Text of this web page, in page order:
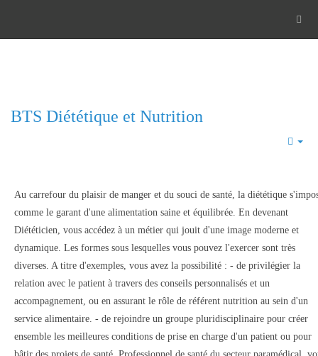
BTS Diététique et Nutrition
Au carrefour du plaisir de manger et du souci de santé, la diététique
comme le garant d'une alimentation saine et équilibrée. En devenant
Diététicien, vous accédez à un métier qui jouit d'une image moderne et
dynamique. Les formes sous lesquelles vous pouvez l'exercer sont très
diverses. A titre d'exemples, vous avez la possibilité : - de privilégier la
relation avec le patient à travers des conseils personnalisés et un
accompagnement, ou en assurant le rôle de référent nutrition au sein d'un
service alimentaire. - de rejoindre un groupe pluridisciplinaire pour créer
ensemble les meilleures conditions de prise en charge d'un patient ou pour